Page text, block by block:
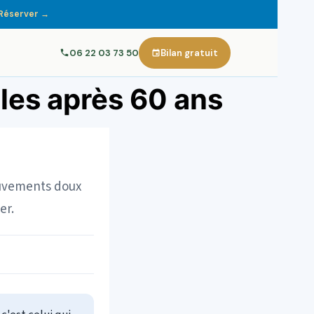
→
06 22 03 73 50 Bilan gratuit
après 60 ans
doux